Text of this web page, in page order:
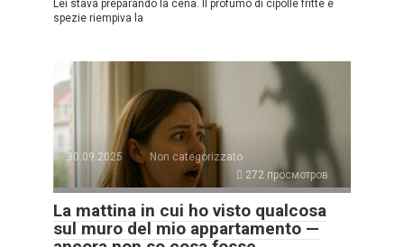
Lei stava preparando la cena. Il profumo di cipolle fritte e
spezie riempiva la
30.09.2025
Non categorizzato
272 просмотров
La mattina in cui ho visto qualcosa
sul muro del mio appartamento —